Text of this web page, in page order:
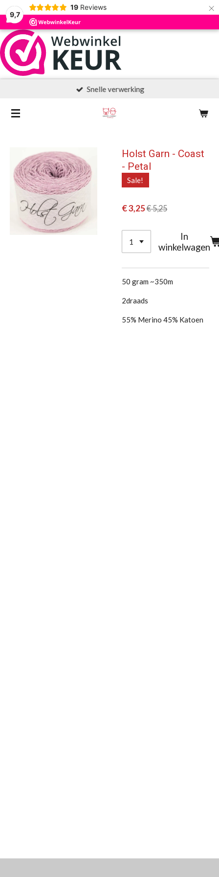
9,7
19 Reviews ×
Snelle verwerking
Holst Garn - Coast
- Petal
Sale!
€ 3,25€ 5,25
In
winkelwagen
50 gram ~350m
2draads
55% Merino 45% Katoen